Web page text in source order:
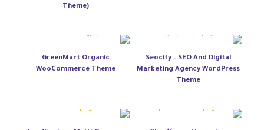
Theme)
Seocify – SEO And Digital
Marketing Agency WordPress
Theme
GreenMart Organic
WooCommerce Theme